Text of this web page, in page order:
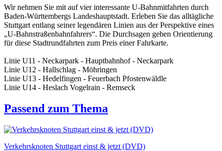
Wir nehmen Sie mit auf vier interessante U-Bahnmitfahrten durch
Baden-Württembergs Landeshauptstadt. Erleben Sie das alltägliche
Stuttgart entlang seiner legendären Linien aus der Perspektive eines
„U-Bahnstraßenbahnfahrers“. Die Durchsagen geben Orientierung
für diese Stadtrundfahrten zum Preis einer Fahrkarte.
Linie U11 - Neckarpark - Hauptbahnhof - Neckarpark
Linie U12 - Hallschlag - Möhringen
Linie U13 - Hedelfingen - Feuerbach Pfostenwäldle
Linie U14 - Heslach Vogelrain - Remseck
Passend zum Thema
Verkehrsknoten Stuttgart einst & jetzt (DVD)